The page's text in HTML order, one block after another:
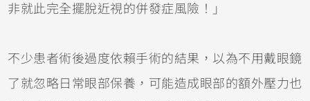
非就此完全擺脫近視的併發症風險！」
不少患者術後過度依賴手術的結果，以為不用戴眼鏡
了就忽略日常眼部保養，可能造成眼部的額外壓力也